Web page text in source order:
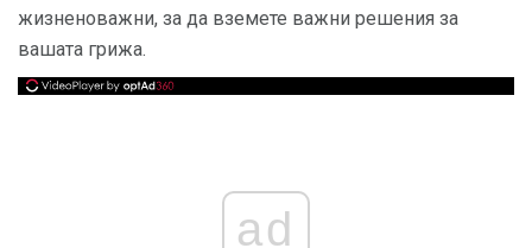
жизненоважни, за да вземете важни решения за
вашата грижа.
ad